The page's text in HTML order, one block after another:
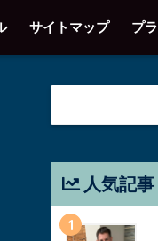
サイトマップ プ
人気記事
1